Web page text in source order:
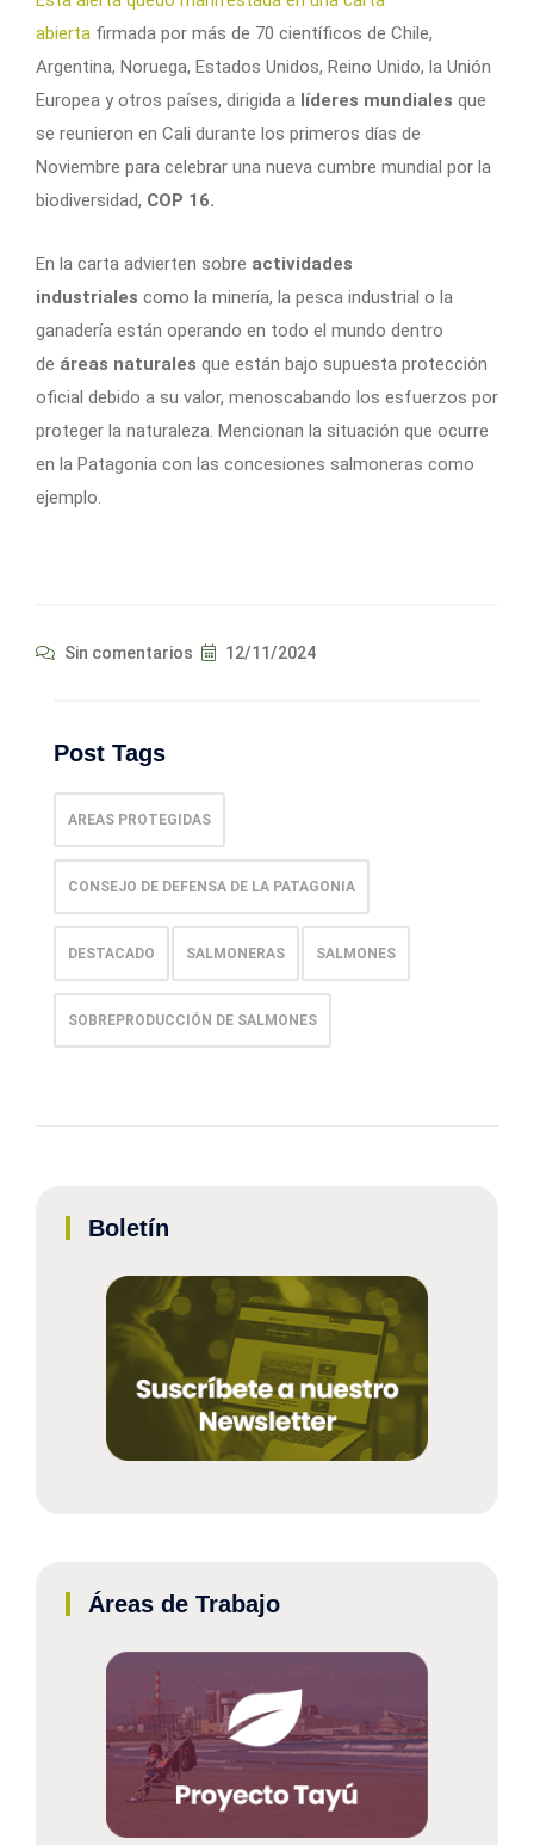
abierta firmada por más de 70 científicos de Chile,
Argentina, Noruega, Estados Unidos, Reino Unido, la Unión
Europea y otros países, dirigida a líderes mundiales que
se reunieron en Cali durante los primeros días de
Noviembre para celebrar una nueva cumbre mundial por la
biodiversidad, COP 16.
En la carta advierten sobre actividades
industriales como la minería, la pesca industrial o la
ganadería están operando en todo el mundo dentro
de áreas naturales que están bajo supuesta protección
oficial debido a su valor, menoscabando los esfuerzos por
proteger la naturaleza. Mencionan la situación que ocurre
en la Patagonia con las concesiones salmoneras como
ejemplo.
Sin comentarios 12/11/2024
Post Tags
AREAS PROTEGIDAS
CONSEJO DE DEFENSA DE LA PATAGONIA
DESTACADO SALMONERAS SALMONES
SOBREPRODUCCIÓN DE SALMONES
Boletín
Áreas de Trabajo